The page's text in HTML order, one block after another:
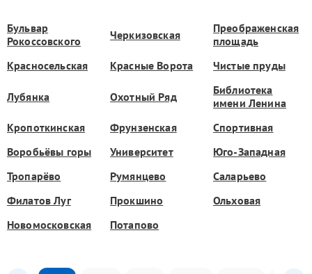
Бульвар
Рокоссовского
Черкизовская
Преображенская
площадь
Красносельская
Красные Ворота Чистые пруды
Лубянка Охотный Ряд
Библиотека
имени Ленина
Кропоткинская
Фрунзенская
Спортивная
Воробьёвы горы
Университет
Юго-Западная
Тропарёво
Румянцево
Саларьево
Филатов Луг
Прокшино
Ольховая
Новомосковская
Потапово